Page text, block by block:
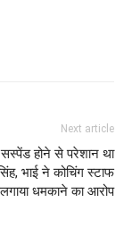
Next article
होने से परेशान था
भाई ने कोचिंग स्टाफ
धमकाने का आरोप